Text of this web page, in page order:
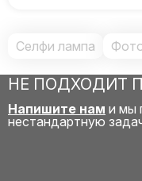
Селфи лампа
НЕ ПОДХОДИТ
Напишите нам и мы
нестандартную